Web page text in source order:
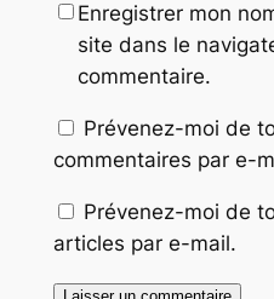
Enregistrer mon
site dans le
commentaire.
Prévenez-moi de
commentaires par e-
Prévenez-moi de
articles par e-mail.